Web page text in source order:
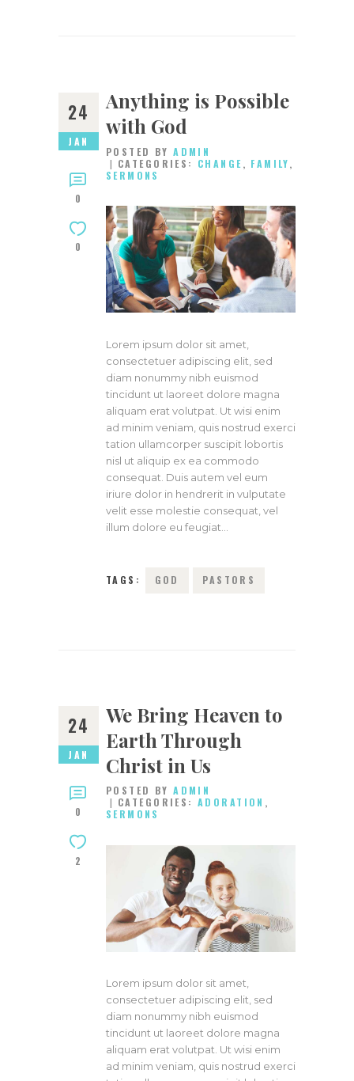
24
JAN
0
0
Anything is Possible
with God
POSTED BYADMIN
CATEGORIES: CHANGE, FAMILY,
SERMONS
Lorem ipsum dolor sit amet,
consectetuer adipiscing elit, sed
diam nonummy nibh euismod
tincidunt ut laoreet dolore magna
aliquam erat volutpat. Ut wisi enim
ad minim veniam, quis nostrud exerci
tation ullamcorper suscipit lobortis
nisl ut aliquip ex ea commodo
consequat. Duis autem vel eum
iriure dolor in hendrerit in vulputate
velit esse molestie consequat, vel
illum dolore eu feugiat…
TAGS: GOD PASTORS
24
JAN
0
2
We Bring Heaven to
Earth Through
Christ in Us
POSTED BYADMIN
CATEGORIES:ADORATION ,
SERMONS
Lorem ipsum dolor sit amet,
consectetuer adipiscing elit, sed
diam nonummy nibh euismod
tincidunt ut laoreet dolore magna
aliquam erat volutpat. Ut wisi enim
ad minim veniam, quis nostrud exerci